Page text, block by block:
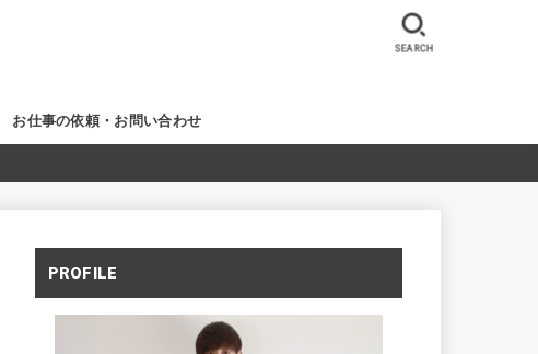
お仕事の依頼・お問い合わせ
SEARCH
PROFILE